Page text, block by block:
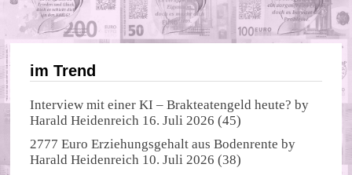
im Trend
Interview mit einer KI – Brakteatengeld heute? by
Harald Heidenreich 16. Juli 2026 (45)
2777 Euro Erziehungsgehalt aus Bodenrente by
Harald Heidenreich 10. Juli 2026 (38)